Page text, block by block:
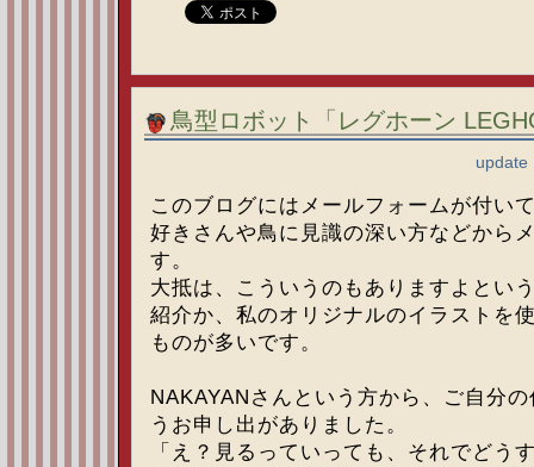
鳥型ロボット「レグホーン
このブログにはメールフォームが付い
好きさんや鳥に見識の深い方などから
す。
大抵は、こういうのもありますよとい
紹介か、私のオリジナルのイラストを
ものが多いです。
NAKAYANさんという方から、ご自分
うお申し出がありました。
「え？見るっていっても、それでどう